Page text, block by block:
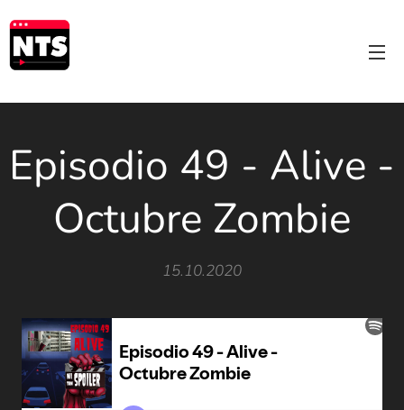
Episodio 49 - Alive -
Octubre Zombie
15.10.2020